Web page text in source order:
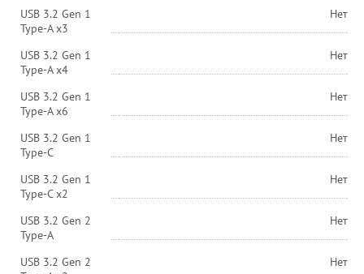
USB 3.2 Gen 1
Type-A x3
Нет
USB 3.2 Gen 1
Type-A x4
Нет
USB 3.2 Gen 1
Type-A x6
Нет
USB 3.2 Gen 1
Type-C
Нет
USB 3.2 Gen 1
Type-C x2
Нет
USB 3.2 Gen 2
Type-A
Нет
USB 3.2 Gen 2
Нет